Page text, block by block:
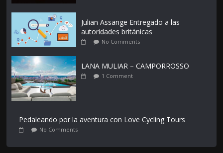
Julian Assange Entregado a las
autoridades británicas
No Comments
LANA MULIAR – CAMPORROSSO
1 Comment
Pedaleando por la aventura con Love Cycling Tours
No Comments